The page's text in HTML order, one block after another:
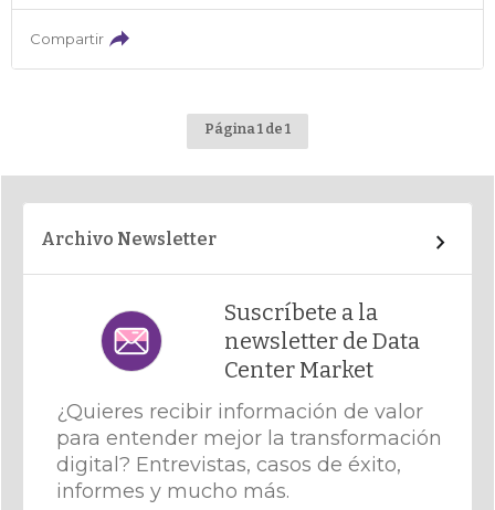
Compartir
Página 1 de 1
Archivo Newsletter
Suscríbete a la
newsletter de Data
Center Market
¿Quieres recibir información de valor
para entender mejor la transformación
digital? Entrevistas, casos de éxito,
informes y mucho más.